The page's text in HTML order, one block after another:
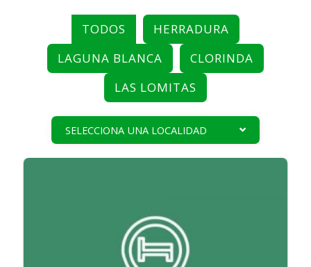
TODOS
HERRADURA
LAGUNA BLANCA
CLORINDA
LAS LOMITAS
SELECCIONA UNA LOCALIDAD